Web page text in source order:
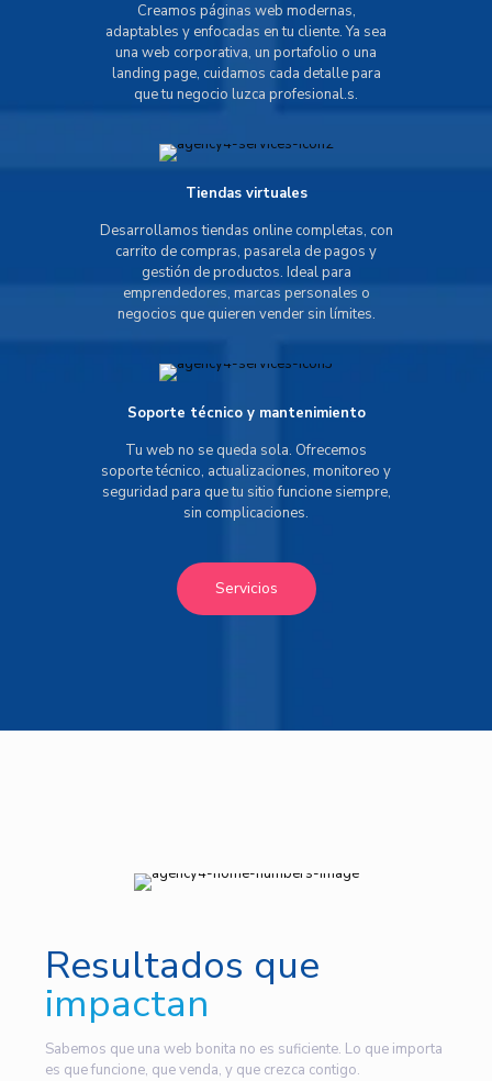
Creamos páginas web modernas,
adaptables y enfocadas en tu cliente. Ya sea
una web corporativa, un portafolio o una
landing page, cuidamos cada detalle para
que tu negocio luzca profesional.s.
Tiendas virtuales
Desarrollamos tiendas online completas, con
carrito de compras, pasarela de pagos y
gestión de productos. Ideal para
emprendedores, marcas personales o
negocios que quieren vender sin límites.
Soporte técnico y mantenimiento
Tu web no se queda sola. Ofrecemos
soporte técnico, actualizaciones, monitoreo y
seguridad para que tu sitio funcione siempre,
sin complicaciones.
Servicios
Resultados que
impactan
Sabemos que una web bonita no es suficiente. Lo que importa
es que funcione, que venda, y que crezca contigo.